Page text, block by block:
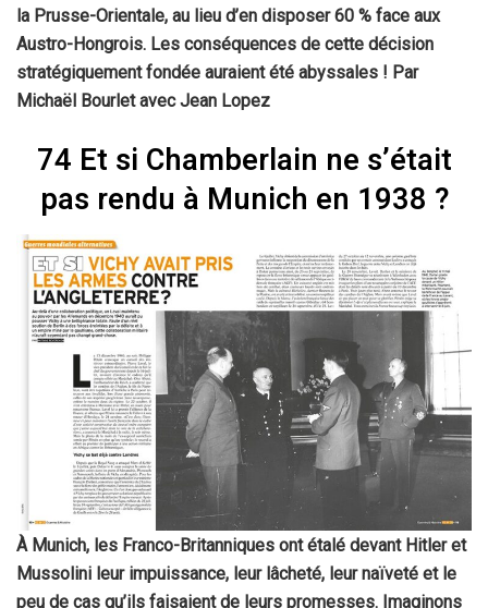
la Prusse-Orientale, au lieu d’en disposer 60 % face aux
Austro-Hongrois. Les conséquences de cette décision
stratégiquement fondée auraient été abyssales ! Par
Michaël Bourlet avec Jean Lopez
74 Et si Chamberlain ne s’était
pas rendu à Munich en 1938 ?
À Munich, les Franco-Britanniques ont étalé devant Hitler et
Mussolini leur impuissance, leur lâcheté, leur naïveté et le
peu de cas qu’ils faisaient de leurs promesses. Imaginons